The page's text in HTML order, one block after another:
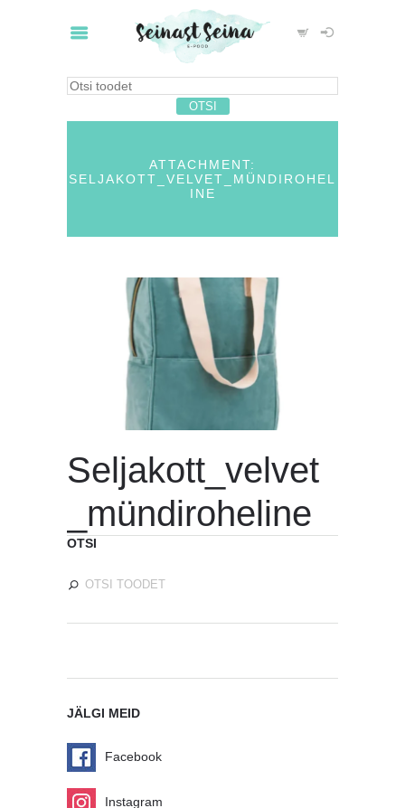
ATTACHMENT:
SELJAKOTT_VELVET_MÜNDIROHEL
INE
Seljakott_velvet
_mündiroheline
OTSI
JÄLGI MEID
Facebook
Instagram